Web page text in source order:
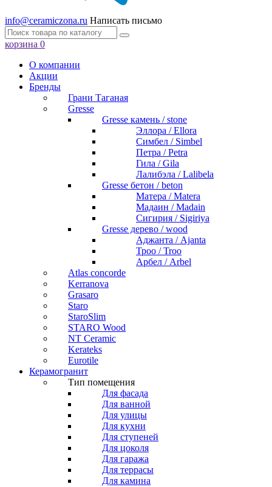
info@ceramiczona.ru Написать письмо
корзина 0
О компании
Акции
Бренды
Грани Таганая
Gresse
Gresse камень / stone
Эллора / Ellora
Симбел / Simbel
Петра / Petra
Гила / Gila
Лалибэла / Lalibela
Gresse бетон / beton
Матера / Matera
Мадаин / Madain
Сигирия / Sigiriya
Gresse дерево / wood
Аджанта / Ajanta
Троо / Troo
Арбел / Arbel
Atlas concorde
Kerranova
Grasaro
Staro
StaroSlim
STARO Wood
NT Ceramic
Kerateks
Eurotile
Керамогранит
Тип помещения
Для фасада
Для ванной
Для улицы
Для кухни
Для ступеней
Для цоколя
Для гаража
Для террасы
Для камина